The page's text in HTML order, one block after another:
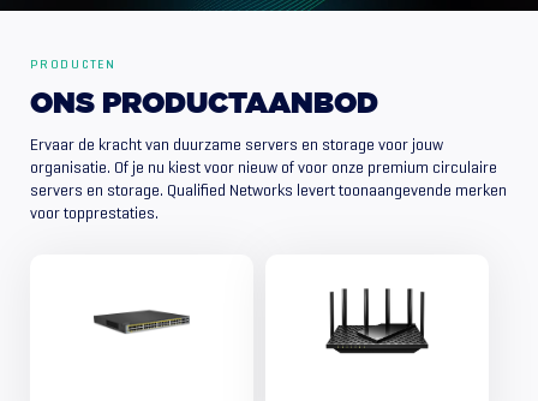
PRODUCTEN
ONS PRODUCTAANBOD
Ervaar de kracht van duurzame servers en storage voor jouw
organisatie. Of je nu kiest voor nieuw of voor onze premium circulaire
servers en storage. Qualified Networks levert toonaangevende merken
voor topprestaties.